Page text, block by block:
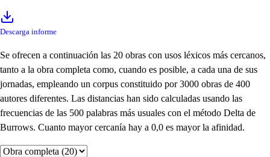
Descarga informe
Se ofrecen a continuación las 20 obras con usos léxicos más cercanos,
tanto a la obra completa como, cuando es posible, a cada una de sus
jornadas, empleando un corpus constituido por 3000 obras de 400
autores diferentes. Las distancias han sido calculadas usando las
frecuencias de las 500 palabras más usuales con el método Delta de
Burrows. Cuanto mayor cercanía hay a 0,0 es mayor la afinidad.